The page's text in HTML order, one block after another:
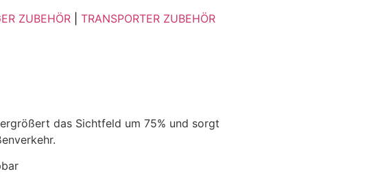
ZUBEHÖR TRANSPORTER ZUBEHÖR
das Sichtfeld um 75% und sorgt